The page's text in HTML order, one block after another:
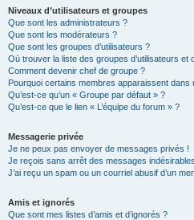
Niveaux d’utilisateurs et groupes
Que sont les administrateurs ?
Que sont les modérateurs ?
Que sont les groupes d’utilisateurs ?
Où trouver la liste des groupes d’utilisateurs et
Comment devenir chef de groupe ?
Pourquoi certains membres apparaissent dans
Qu’est-ce qu’un « Groupe par défaut » ?
Qu’est-ce que le lien « L’équipe du forum » ?
Messagerie privée
Je ne peux pas envoyer de messages privés !
Je reçois sans arrêt des messages
J’ai reçu un spam ou un courriel abusif d’un
Amis et ignorés
Que sont mes listes d’amis et d’ignorés ?